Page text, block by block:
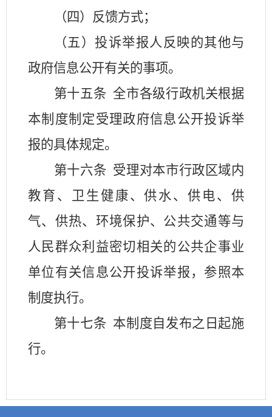
（四）反馈方式；
（五）投诉举报人反映的其他与
政府信息公开有关的事项。
第十五条 全市各级行政机关根据
本制度制定受理政府信息公开投诉举
报的具体规定。
第十六条 受理对本市行政区域内
教育、卫生健康、供水、供电、供
气、供热、环境保护、公共交通等与
人民群众利益密切相关的公共企事业
单位有关信息公开投诉举报，参照本
制度执行。
第十七条 本制度自发布之日起施
行。